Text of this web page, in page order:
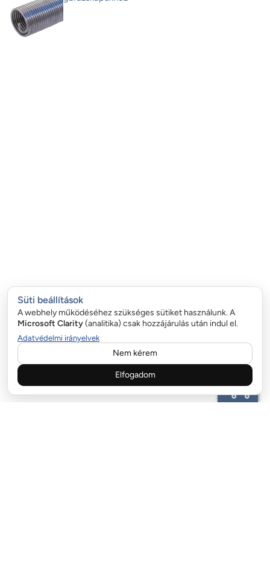
Süti beállítások
A webhely működéséhez szükséges sütiket használunk. A
Microsoft Clarity(analitika) csak hozzájárulás után indul el.
Adatvédelmi irányelvek
Nem kérem
Elfogadom